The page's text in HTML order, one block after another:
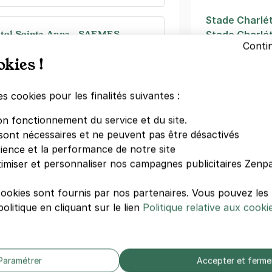
Sainte-Anne - SAEMES
€/semaine(tarifs dégressifs)
- Alésia - Paris 14
Stade
Stade
Montsouris
TimHôtel
Unité
Hôtel
Autres
Clinique
Hôpital
!
cookies pour les finalités suivantes :
fonctionnement du service et du site.
nécessaires et ne peuvent pas être désactivés
et la performance de notre site
et personnaliser nos campagnes publicitaires
sont fournis par nos partenaires. Vous pouvez
en cliquant sur le lien Politique relative aux
Accepter et